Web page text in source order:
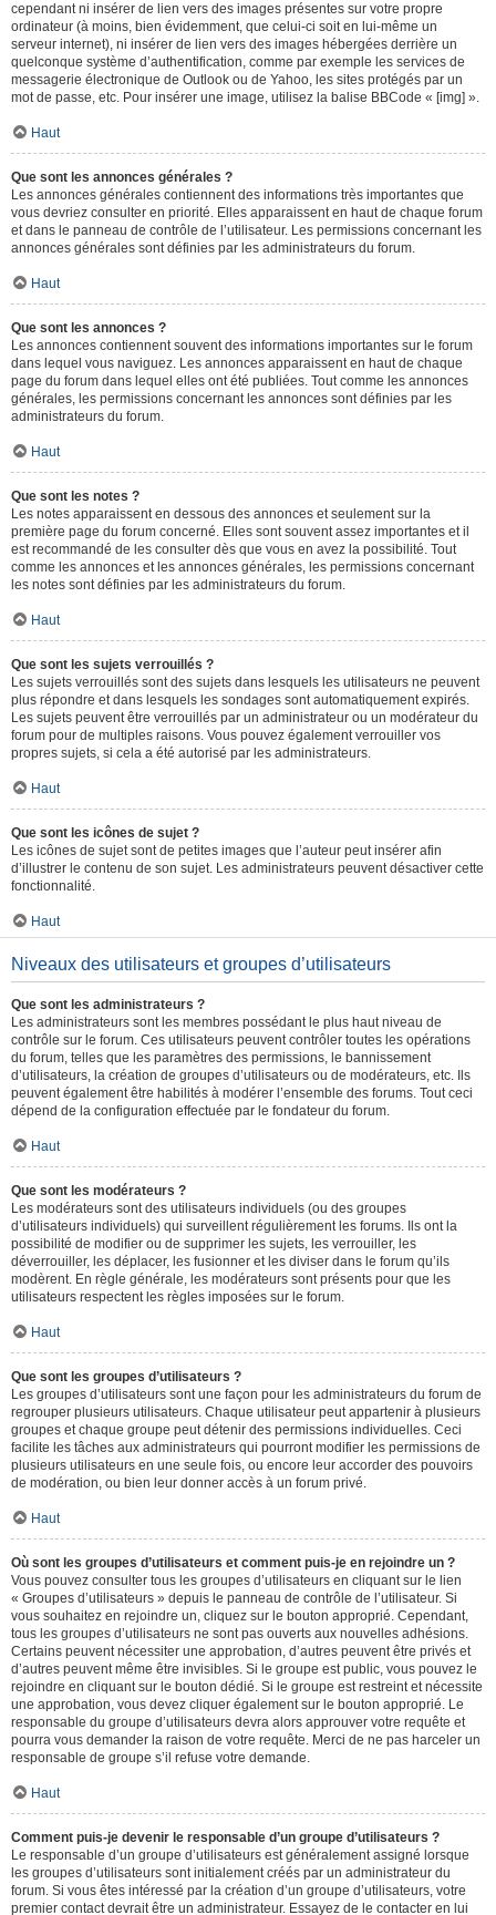
cependant ni insérer de lien vers des images présentes sur votre propre
ordinateur (à moins, bien évidemment, que celui-ci soit en lui-même un
serveur internet), ni insérer de lien vers des images hébergées derrière un
quelconque système d’authentification, comme par exemple les services de
messagerie électronique de Outlook ou de Yahoo, les sites protégés par un
mot de passe, etc. Pour insérer une image, utilisez la balise BBCode « [img] ».
Haut
Que sont les annonces générales ?
Les annonces générales contiennent des informations très importantes que
vous devriez consulter en priorité. Elles apparaissent en haut de chaque forum
et dans le panneau de contrôle de l’utilisateur. Les permissions concernant les
annonces générales sont définies par les administrateurs du forum.
Haut
Que sont les annonces ?
Les annonces contiennent souvent des informations importantes sur le forum
dans lequel vous naviguez. Les annonces apparaissent en haut de chaque
page du forum dans lequel elles ont été publiées. Tout comme les annonces
générales, les permissions concernant les annonces sont définies par les
administrateurs du forum.
Haut
Que sont les notes ?
Les notes apparaissent en dessous des annonces et seulement sur la
première page du forum concerné. Elles sont souvent assez importantes et il
est recommandé de les consulter dès que vous en avez la possibilité. Tout
comme les annonces et les annonces générales, les permissions concernant
les notes sont définies par les administrateurs du forum.
Haut
Que sont les sujets verrouillés ?
Les sujets verrouillés sont des sujets dans lesquels les utilisateurs ne peuvent
plus répondre et dans lesquels les sondages sont automatiquement expirés.
Les sujets peuvent être verrouillés par un administrateur ou un modérateur du
forum pour de multiples raisons. Vous pouvez également verrouiller vos
propres sujets, si cela a été autorisé par les administrateurs.
Haut
Que sont les icônes de sujet ?
Les icônes de sujet sont de petites images que l’auteur peut insérer afin
d’illustrer le contenu de son sujet. Les administrateurs peuvent désactiver cette
fonctionnalité.
Haut
Niveaux des utilisateurs et groupes d’utilisateurs
Que sont les administrateurs ?
Les administrateurs sont les membres possédant le plus haut niveau de
contrôle sur le forum. Ces utilisateurs peuvent contrôler toutes les opérations
du forum, telles que les paramètres des permissions, le bannissement
d’utilisateurs, la création de groupes d’utilisateurs ou de modérateurs, etc. Ils
peuvent également être habilités à modérer l’ensemble des forums. Tout ceci
dépend de la configuration effectuée par le fondateur du forum.
Haut
Que sont les modérateurs ?
Les modérateurs sont des utilisateurs individuels (ou des groupes
d’utilisateurs individuels) qui surveillent régulièrement les forums. Ils ont la
possibilité de modifier ou de supprimer les sujets, les verrouiller, les
déverrouiller, les déplacer, les fusionner et les diviser dans le forum qu’ils
modèrent. En règle générale, les modérateurs sont présents pour que les
utilisateurs respectent les règles imposées sur le forum.
Haut
Que sont les groupes d’utilisateurs ?
Les groupes d’utilisateurs sont une façon pour les administrateurs du forum de
regrouper plusieurs utilisateurs. Chaque utilisateur peut appartenir à plusieurs
groupes et chaque groupe peut détenir des permissions individuelles. Ceci
facilite les tâches aux administrateurs qui pourront modifier les permissions de
plusieurs utilisateurs en une seule fois, ou encore leur accorder des pouvoirs
de modération, ou bien leur donner accès à un forum privé.
Haut
Où sont les groupes d’utilisateurs et comment puis-je en rejoindre un ?
Vous pouvez consulter tous les groupes d’utilisateurs en cliquant sur le lien
« Groupes d’utilisateurs » depuis le panneau de contrôle de l’utilisateur. Si
vous souhaitez en rejoindre un, cliquez sur le bouton approprié. Cependant,
tous les groupes d’utilisateurs ne sont pas ouverts aux nouvelles adhésions.
Certains peuvent nécessiter une approbation, d’autres peuvent être privés et
d’autres peuvent même être invisibles. Si le groupe est public, vous pouvez le
rejoindre en cliquant sur le bouton dédié. Si le groupe est restreint et nécessite
une approbation, vous devez cliquer également sur le bouton approprié. Le
responsable du groupe d’utilisateurs devra alors approuver votre requête et
pourra vous demander la raison de votre requête. Merci de ne pas harceler un
responsable de groupe s’il refuse votre demande.
Haut
Comment puis-je devenir le responsable d’un groupe d’utilisateurs ?
Le responsable d’un groupe d’utilisateurs est généralement assigné lorsque
les groupes d’utilisateurs sont initialement créés par un administrateur du
forum. Si vous êtes intéressé par la création d’un groupe d’utilisateurs, votre
premier contact devrait être un administrateur. Essayez de le contacter en lui